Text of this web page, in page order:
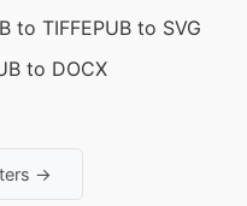
to TIFFEPUB to SVG
to DOCX
→